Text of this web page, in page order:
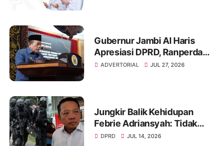
Gubernur Jambi Al Haris
Apresiasi DPRD, Ranperda
Pertanggungjawaban APBD
ADVERTORIAL JUL 27, 2026
Jungkir Balik Kehidupan
Febrie Adriansyah: Tidak
Lagi Dapat Pengamanan dari
DPRD JUL 14, 2026